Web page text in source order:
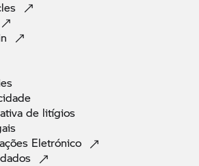
de litígios
Eletrónico
dados